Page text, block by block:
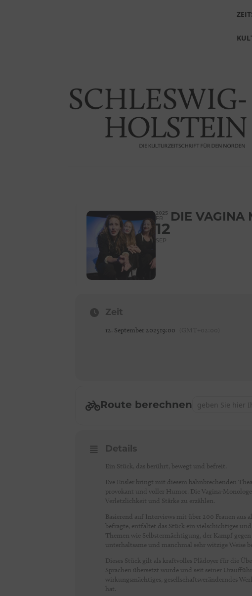
2025
FR
12
SEP
DIE VAGINA
Zeit
12. September 202519:00
Route berechnen Address - Die
Details
Ein Stück, das berührt, bewegt und befreit.
Eve Ensler bringt mit diesem bahnbrechenden
provokant und voller Humor. Die Vagina-
Verletzlichkeit und Stärke zu erzählen.
Basierend auf Interviews mit über 200 Frauen
befragte, entfaltet das Stück ein vielschichtiges
Themen wie Selbstermächtigung, der Kampf
unterhaltsame und manchmal sehr witzige Weise
Dieses Stück gilt als kraftvolles Plädoyer für die
Sprachen übersetzt wurde und seit seiner
wirkungsmächtiges, gesellschaftsveränderndes
hat.